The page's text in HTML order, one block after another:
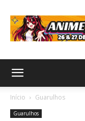
Início Guarulhos
Guarulhos